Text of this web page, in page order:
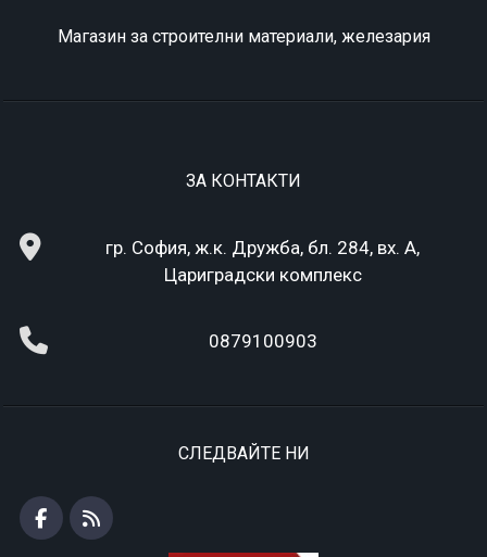
Магазин за строителни материали, железария
ЗА КОНТАКТИ
гр. София, ж.к. Дружба, бл. 284, вх. А,
Цариградски комплекс
0879100903
СЛЕДВАЙТЕ НИ